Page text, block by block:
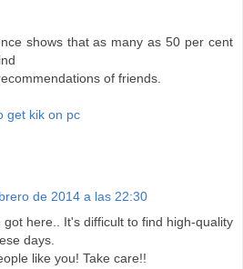
shows that as many as 50 per cent
of friends.
get kik on pc
de 2014 a las 22:30
here.. It's difficult to find high-quality
days.
like you! Take care!!